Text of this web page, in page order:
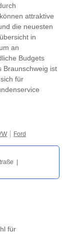
attraktive
die neuesten
in
an
Budgets
Braunschweig ist
für
Ford
|
für